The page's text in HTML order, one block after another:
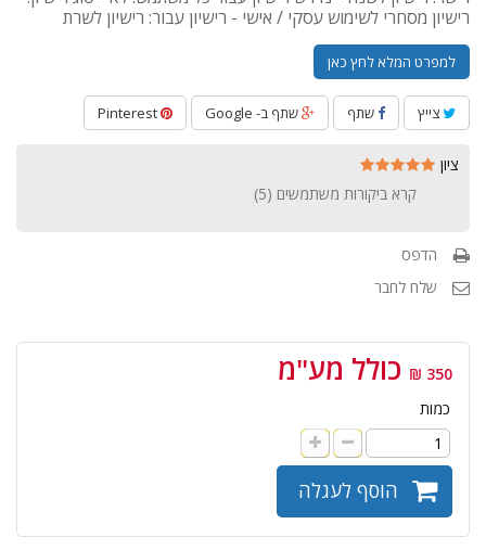
רישיון מסחרי לשימוש עסקי / אישי - רישיון עבור: רישיון לשרת
למפרט המלא לחץ כאן
צייץ שתף שתף ב- Google
ציון
קרא ביקורות משתמשים (5
)
הדפס
שלח לחבר
350 ₪ כולל מע"מ
כמות
הוסף לעגלה